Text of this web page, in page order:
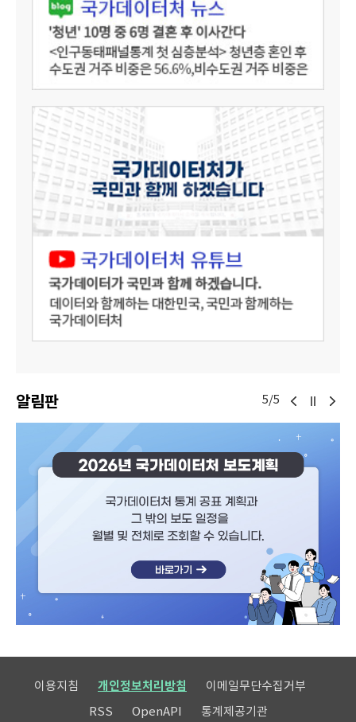
알림판 5/5
이용지침 개인정보처리방침
이메일무단수집거부
RSS
OpenAPI 통계제공기관